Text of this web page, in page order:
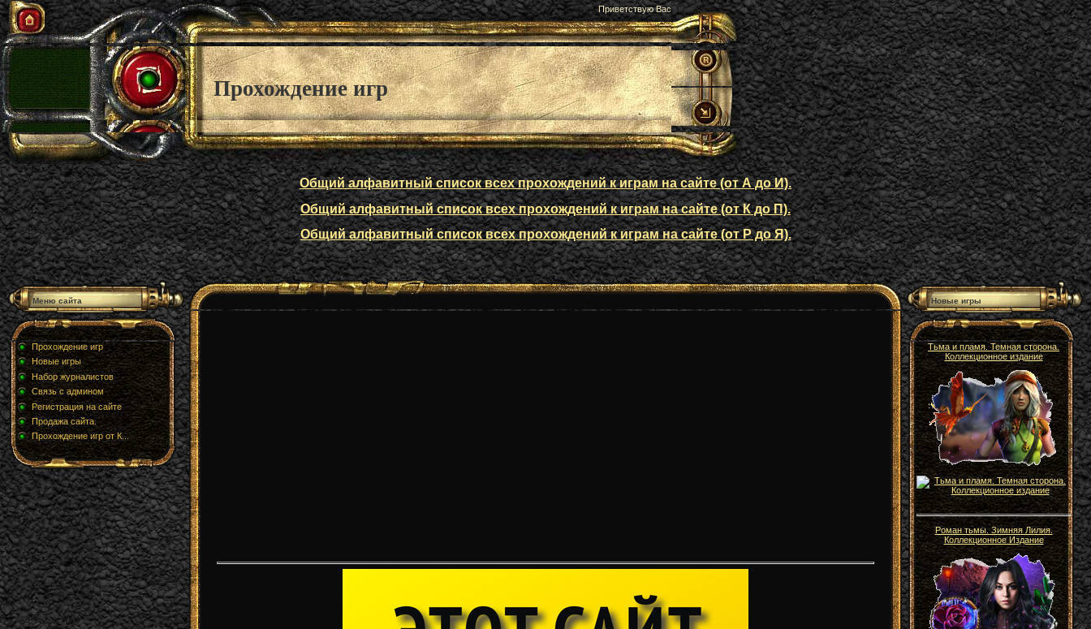
Приветствую Вас
Прохождение игр
Общий алфавитный список всех прохождений к играм на сайте (от А до И).
Общий алфавитный список всех прохождений к играм на сайте (от К до П).
Общий алфавитный список всех прохождений к играм на сайте (от Р до Я).
Меню сайта
Прохождение игр
Новые игры
Набор журналистов
Связь с админом
Регистрация на сайте
Продажа сайта.
Прохождение игр от К...
Новые игры
Тьма и пламя. Темная сторона.
Коллекционное издание
Роман тьмы. Зимняя Лилия.
Коллекционное Издание